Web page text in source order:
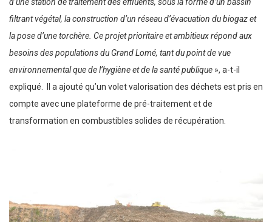
filtrant végétal, la construction d’un réseau d’évacuation du biogaz et
la pose d’une torchère. Ce projet prioritaire et ambitieux répond aux
besoins des populations du Grand Lomé, tant du point de vue
environnemental que de l’hygiène et de la santé publique », a-t-il
expliqué. Il a ajouté qu’un volet valorisation des déchets est pris en
compte avec une plateforme de pré-traitement et de
transformation en combustibles solides de récupération.